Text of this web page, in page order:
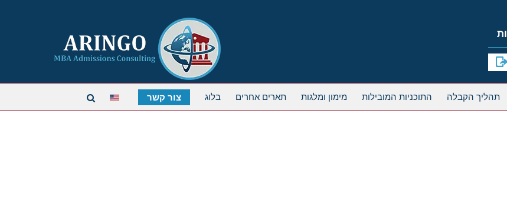
תהליך הקבלה התוכניות המובילות מימון ומלגות תארים אחרים בלוג צור קשר